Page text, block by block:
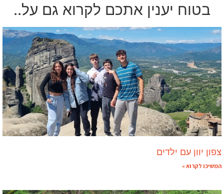
בטוח יענין אתכם לקרוא גם על..
צפון יוון עם ילדים
המשיכו לקרוא »